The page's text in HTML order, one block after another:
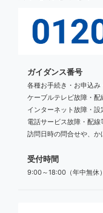
ガイダンス番号
各種お手続き・お申込
ケーブルテレビ故障・
インターネット故障・
電話サービス故障・配
訪問日時の問合せや、
受付時間
9:00～18:00（年中無休）